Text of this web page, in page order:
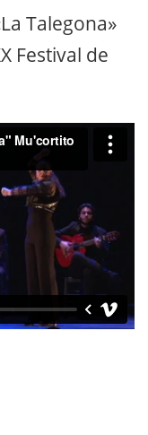
Talegona»
Festival de